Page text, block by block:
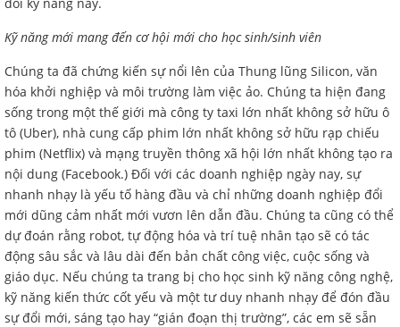
Kỹ năng mới mang đến cơ hội mới cho học sinh/sinh viên
Chúng ta đã chứng kiến sự nổi lên của Thung lũng Silicon, văn
hóa khởi nghiệp và môi trường làm việc ảo. Chúng ta hiện đang
sống trong một thế giới mà công ty taxi lớn nhất không sở hữu ô
tô (Uber), nhà cung cấp phim lớn nhất không sở hữu rạp chiếu
phim (Netflix) và mạng truyền thông xã hội lớn nhất không tạo ra
nội dung (Facebook.) Đối với các doanh nghiệp ngày nay, sự
nhanh nhạy là yếu tố hàng đầu và chỉ những doanh nghiệp đổi
mới dũng cảm nhất mới vươn lên dẫn đầu. Chúng ta cũng có thể
dự đoán rằng robot, tự động hóa và trí tuệ nhân tạo sẽ có tác
động sâu sắc và lâu dài đến bản chất công việc, cuộc sống và
giáo dục. Nếu chúng ta trang bị cho học sinh kỹ năng công nghệ,
kỹ năng kiến thức cốt yếu và một tư duy nhanh nhạy để đón đầu
sự đổi mới, sáng tạo hay “gián đoạn thị trường”, các em sẽ sẵn